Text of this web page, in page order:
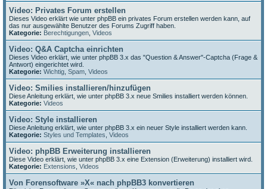
Video: Privates Forum erstellen
Dieses Video erklärt wie unter phpBB ein privates Forum erstellen werden kann, auf
das nur ausgewählte Benutzer des Forums Zugriff haben.
Kategorie: Berechtigungen Videos
Video: Q&A Captcha einrichten
Dieses Video erklärt, wie unter phpBB 3.x das "Question & Answer"-Captcha (Frage &
Antwort) eingerichtet wird.
Kategorie: Wichtig Spam Videos
Video: Smilies installieren/hinzufügen
Diese Anleitung erklärt, wie unter phpBB 3.x neue Smilies installiert werden können.
Kategorie: Videos
Video: Style installieren
Diese Anleitung erklärt, wie unter phpBB 3.x ein neuer Style installiert werden kann.
Kategorie: Styles und Templates Videos
Video: phpBB Erweiterung installieren
Diese Video erklärt, wie unter phpBB 3.x eine Extension (Erweiterung) installiert wird.
Kategorie: Extensions Videos
Von Forensoftware »X« nach phpBB3 konvertieren